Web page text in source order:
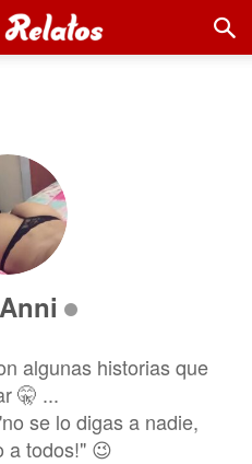
algunas historias que
🤫 ...
se lo digas a nadie,
a todos!" 😉